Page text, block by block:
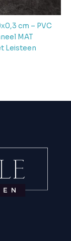
cm – PVC
MAT
Leisteen